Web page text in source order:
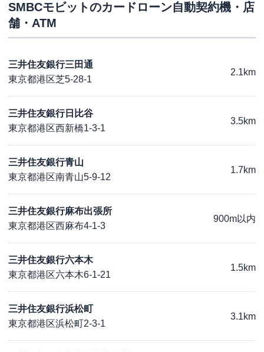
SMBCモビットのカードローン自動契約機・店
舗・ATM
三井住友銀行三田通
東京都港区芝5-28-1
2.1km
三井住友銀行日比谷
東京都港区西新橋1-3-1
3.5km
三井住友銀行青山
東京都港区南青山5-9-12
1.7km
三井住友銀行麻布出張所
東京都港区西麻布4-1-3
900m以内
三井住友銀行六本木
東京都港区六本木6-1-21
1.5km
三井住友銀行浜松町
東京都港区浜松町2-3-1
3.1km